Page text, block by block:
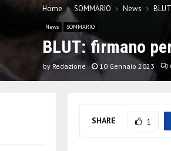
Home SOMMARIO News
News SOMMARIO
BLUT: firmano
by Redazione 10 Gennaio 2023
SHARE 1